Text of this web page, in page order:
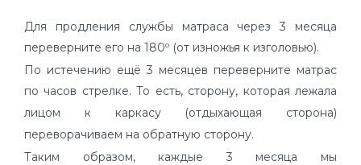
Для продления службы матраса через 3 месяца
переверните его на 180º (от изножья к изголовью).
По истечению ещё 3 месяцев переверните матрас
по часов стрелке. То есть, сторону, которая лежала
лицом к каркасу (отдыхающая сторона)
переворачиваем на обратную сторону.
Таким образом, каждые 3 месяца мы